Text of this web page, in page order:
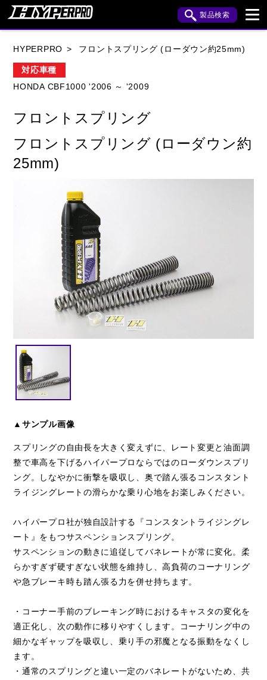
製品検索
BUELL
KTM
MV AGUSTA
TRIUMPH
閉じる
HYPERPRO フロントスプリング (ローダウン約25mm)
対応車種
HONDA CBF1000 '2006 ～ '2009
フロントスプリング
フロントスプリング (ローダウン約
25mm)
▲サンプル画像
スプリングの自由長を大きく変えずに、レート変更と油面調
整で車高を下げるハイパープロならではのローダウンスプリ
ング。しなやかに衝撃を吸収し、奥で踏ん張るコンスタント
ライジングレートの滑らかな乗り心地をお楽しみください。
ハイパープロ社が独自設計する『コンスタントライジングレ
ート』をもつサスペンションスプリング。
サスペンションの動きに追従してバネレートが常に変化。柔
らかすぎず硬すぎない状態を維持し、高負荷のコーナリング
や急ブレーキ時も踏ん張る力を併せ持ちます。
・コーナー手前のブレーキング時におけるキャスタの変化を
適正化し、次の動作に移りやすくします。コーナリング中の
細かなギャップを吸収し、乗り手の邪魔となる振動をなくし
ます。
・通常のスプリングと違い一定のバネレートがないため、共